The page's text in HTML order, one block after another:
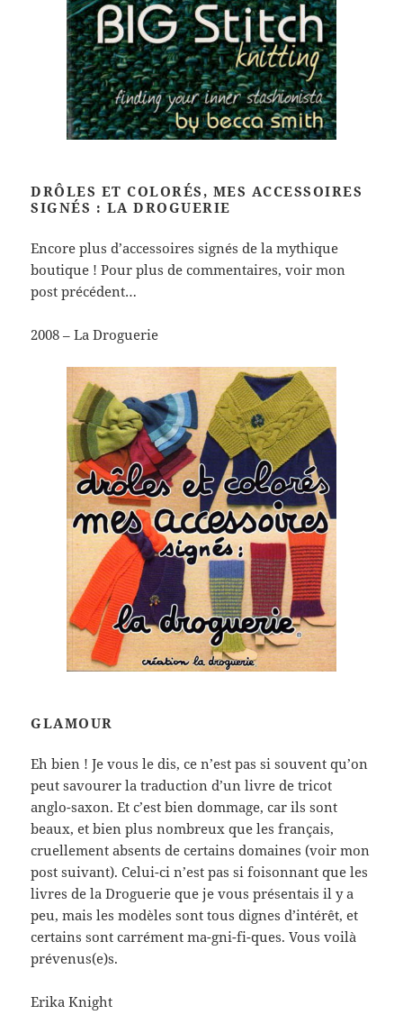
DRÔLES ET COLORÉS, MES ACCESSOIRES
SIGNÉS : LA DROGUERIE
Encore plus d’accessoires signés de la mythique
boutique ! Pour plus de commentaires, voir mon
post précédent…
2008 – La Droguerie
GLAMOUR
Eh bien ! Je vous le dis, ce n’est pas si souvent qu’on
peut savourer la traduction d’un livre de tricot
anglo-saxon. Et c’est bien dommage, car ils sont
beaux, et bien plus nombreux que les français,
cruellement absents de certains domaines (voir mon
post suivant). Celui-ci n’est pas si foisonnant que les
livres de la Droguerie que je vous présentais il y a
peu, mais les modèles sont tous dignes d’intérêt, et
certains sont carrément ma-gni-fi-ques. Vous voilà
prévenus(e)s.
Erika Knight